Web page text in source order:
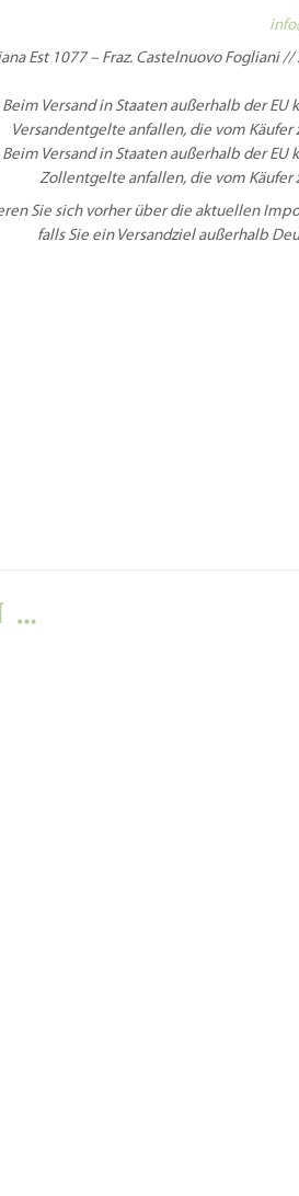
Est 1077 – Fraz. Castelnuovo Fogliani
Beim Versand in Staaten außerhalb der EU
Versandentgelte anfallen, die vom Käufer
Beim Versand in Staaten außerhalb der EU
Zollentgelte anfallen, die vom Käufer
Sie sich vorher über die aktuellen
falls Sie ein Versandziel außerhalb
…